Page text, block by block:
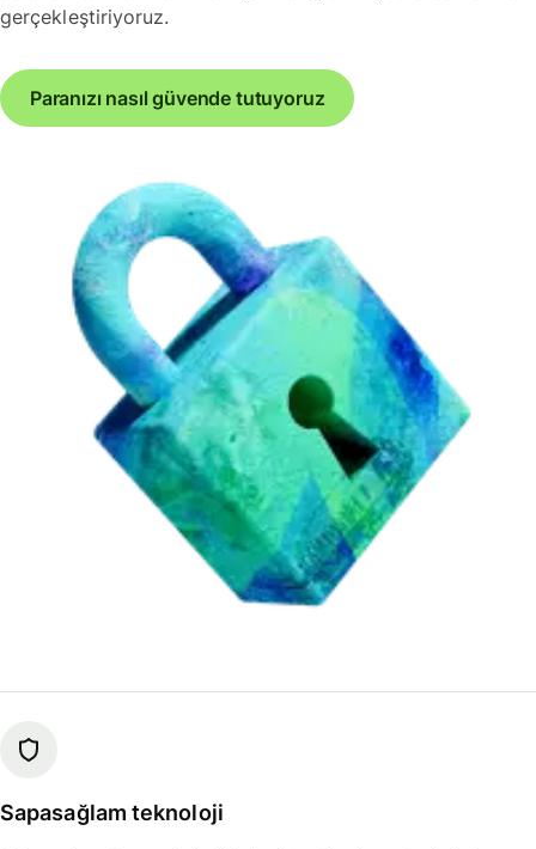
gerçekleştiriyoruz.
Paranızı nasıl güvende tutuyoruz
Sapasağlam teknoloji